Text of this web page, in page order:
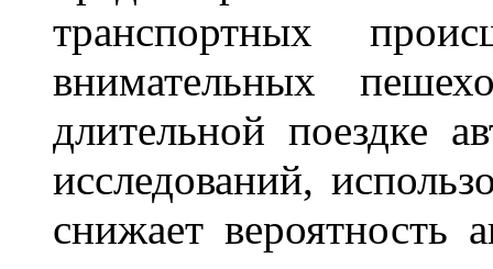
транспортных
внимательных
длительной поездке
исследований,
снижает вероятность